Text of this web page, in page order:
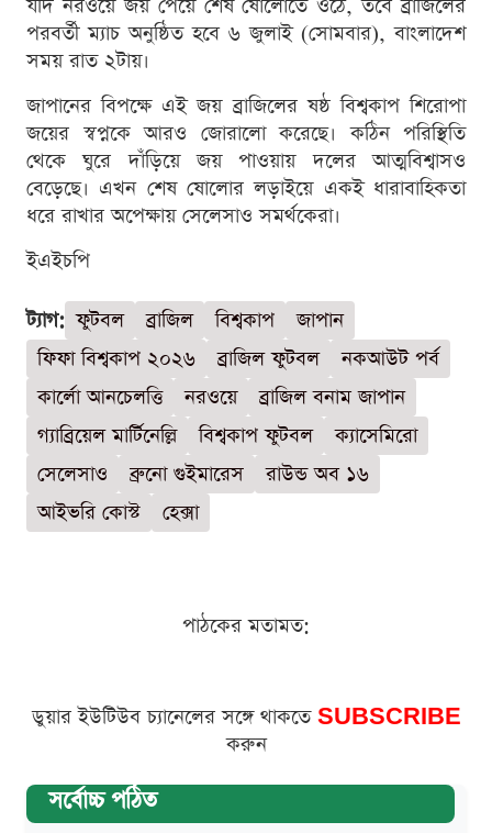
যদি নরওয়ে জয় পেয়ে শেষ ষোলোতে ওঠে, তবে ব্রাজিলের
পরবর্তী ম্যাচ অনুষ্ঠিত হবে ৬ জুলাই (সোমবার), বাংলাদেশ
সময় রাত ২টায়।
জাপানের বিপক্ষে এই জয় ব্রাজিলের ষষ্ঠ বিশ্বকাপ শিরোপা
জয়ের স্বপ্নকে আরও জোরালো করেছে। কঠিন পরিস্থিতি
থেকে ঘুরে দাঁড়িয়ে জয় পাওয়ায় দলের আত্মবিশ্বাসও
বেড়েছে। এখন শেষ ষোলোর লড়াইয়ে একই ধারাবাহিকতা
ধরে রাখার অপেক্ষায় সেলেসাও সমর্থকেরা।
ইএইচপি
ট্যাগ: ফুটবল ব্রাজিল বিশ্বকাপ
জাপান
ফিফা বিশ্বকাপ ২০২৬
ব্রাজিল ফুটবল
নকআউট পর্ব
কার্লো আনচেলত্তি
নরওয়ে
ব্রাজিল বনাম জাপান
গ্যাব্রিয়েল মার্টিনেল্লি
বিশ্বকাপ ফুটবল
ক্যাসেমিরো
সেলেসাও
ব্রুনো গুইমারেস
রাউন্ড অব ১৬
আইভরি কোস্ট
হেক্সা
পাঠকের মতামত:
ডুয়ার ইউটিউব চ্যানেলের সঙ্গে থাকতে SUBSCRIBE
করুন
সর্বোচ্চ পঠিত